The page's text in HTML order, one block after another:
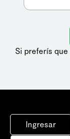
Si preferís
Ingresar